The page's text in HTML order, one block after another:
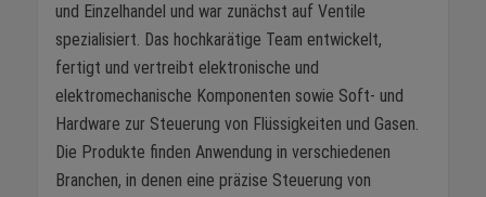
und Einzelhandel und war zunächst auf Ventile
spezialisiert. Das hochkarätige Team entwickelt,
fertigt und vertreibt elektronische und
elektromechanische Komponenten sowie Soft- und
Hardware zur Steuerung von Flüssigkeiten und Gasen.
Die Produkte finden Anwendung in verschiedenen
Branchen, in denen eine präzise Steuerung von